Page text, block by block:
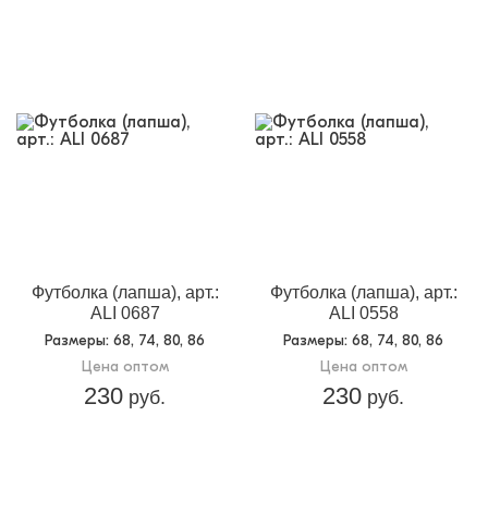
Футболка (лапша), арт.:
ALI 0687
Размеры: 68, 74, 80, 86
Цена оптом
230 руб.
Футболка (лапша), арт.:
ALI 0558
Размеры: 68, 74, 80, 86
Цена оптом
230 руб.